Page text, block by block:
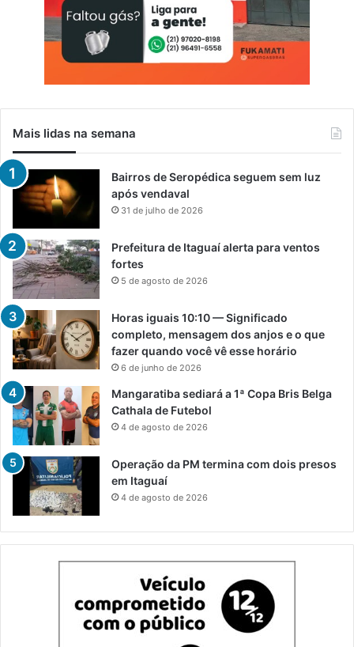
Mais lidas na semana
Bairros de Seropédica seguem sem luz
após vendaval
31 de julho de 2026
Prefeitura de Itaguaí alerta para ventos
fortes
5 de agosto de 2026
Horas iguais 10:10 — Significado
completo, mensagem dos anjos e o que
fazer quando você vê esse horário
6 de junho de 2026
Mangaratiba sediará a 1ª Copa Bris Belga
Cathala de Futebol
4 de agosto de 2026
Operação da PM termina com dois presos
em Itaguaí
4 de agosto de 2026